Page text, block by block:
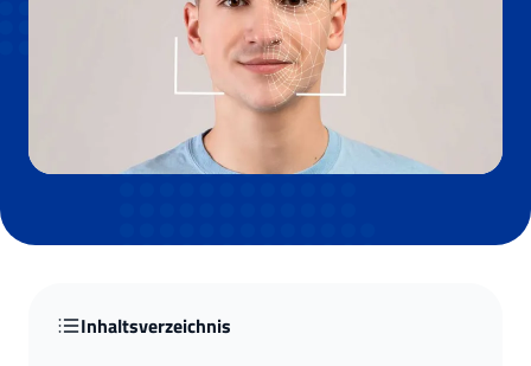
Inhaltsverzeichnis